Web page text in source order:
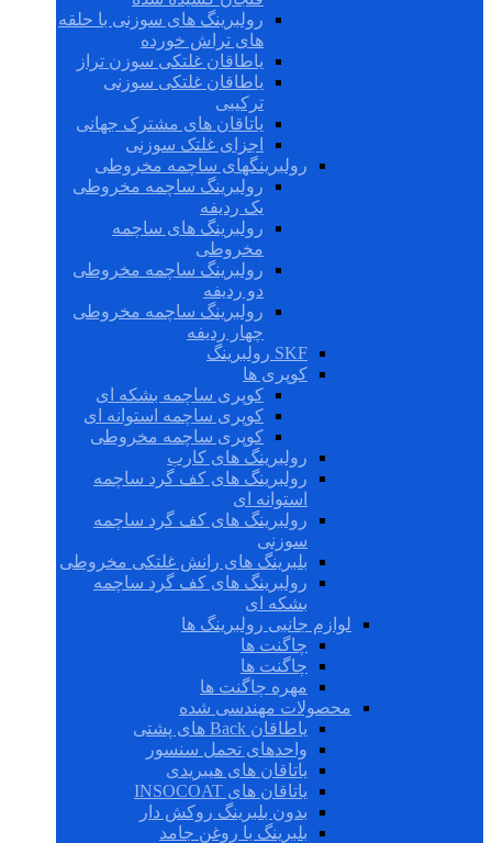
رولبرینگ های سوزنی با حلقه
های تراش خورده
یاطاقان غلتکی سوزن تراز
یاطاقان غلتکی سوزنی
ترکیبی
یاتاقان های مشترک جهانی
اجزای غلتک سوزنی
رولبرینگهای ساچمه مخروطی
رولبرینگ ساچمه مخروطی
یک ردیفه
رولبرینگ های ساچمه
مخروطی
رولبرینگ ساچمه مخروطی
دو ردیفه
رولبرینگ ساچمه مخروطی
چهار ردیفه
SKF رولبرینگ
کوپری ها
کوپری ساچمه بشکه ای
کوپری ساچمه استوانه ای
کوپری ساچمه مخروطی
رولبرینگ های کارب
رولبرینگ های کف گرد ساچمه
استوانه ای
رولبرینگ های کف گرد ساچمه
سوزنی
بلبرینگ های رانش غلتکی مخروطی
رولبرینگ های کف گرد ساچمه
بشکه ای
لوازم جانبی رولبرینگ ها
چاگنت ها
چاگنت ها
مهره چاگنت ها
محصولات مهندسی شده
یاطاقان Back های پشتی
واحدهای تحمل سنسور
یاتاقان های هیبریدی
یاتاقان های INSOCOAT
بدون بلبرینگ روکش دار
بلبرینگ با روغن جامد